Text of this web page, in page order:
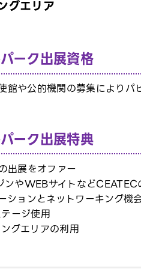
グエリア
ーク出展資格
館や公的機関の募集によりパ
ーク出展特典
出展をオファー
ンやWEBサイトなど
ションとネットワーキング機
ージ使用
グエリアの利用